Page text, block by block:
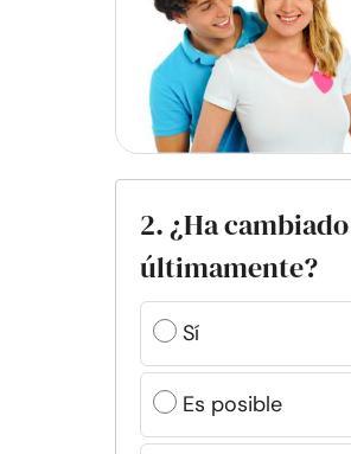
2. ¿Ha
últimamente?
Sí
Es posible